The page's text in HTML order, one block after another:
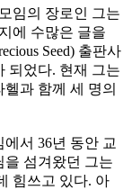
임의 장로인 그는
에 수많은 글을
Seed) 출판사
되었다. 현재 그는
과 함께 세 명의
서 36년 동안 교
을 섬겨왔던 그는
힘쓰고 있다. 아